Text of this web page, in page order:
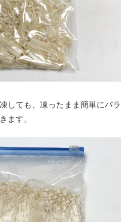
しても、凍ったまま簡単にバラ
ます。